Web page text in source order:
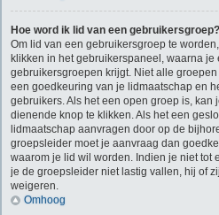
Hoe word ik lid van een gebruikersgroep?
Om lid van een gebruikersgroep te
klikken in het gebruikerspaneel, waarna je
gebruikersgroepen krijgt. Niet alle
een goedkeuring van je lidmaatschap en
gebruikers. Als het een open groep is,
dienende knop te klikken. Als het een
lidmaatschap aanvragen door op de
groepsleider moet je aanvraag dan
waarom je lid wil worden. Indien je niet tot
je de groepsleider niet lastig vallen, hij of
weigeren.
Omhoog